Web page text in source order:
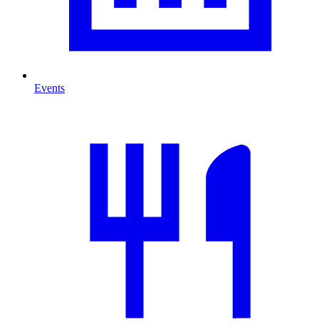
Events